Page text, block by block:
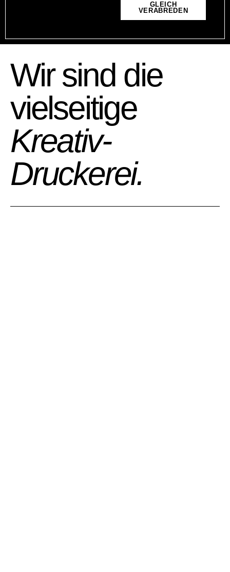
GLEICH
VERABREDEN
Wir sind die
vielseitige
Kreativ-
Druckerei.